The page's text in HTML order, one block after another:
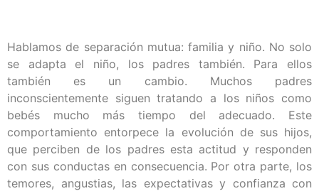
Hablamos de separación mutua: familia y niño. No solo
se adapta el niño, los padres también. Para ellos
también es un cambio. Muchos padres
inconscientemente siguen tratando a los niños como
bebés mucho más tiempo del adecuado. Este
comportamiento entorpece la evolución de sus hijos,
que perciben de los padres esta actitud y responden
con sus conductas en consecuencia. Por otra parte, los
temores, angustias, las expectativas y confianza con